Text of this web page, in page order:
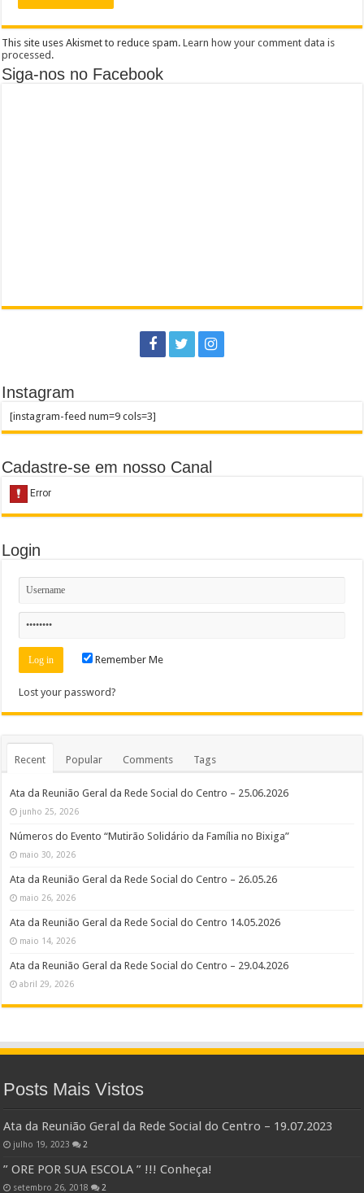
This site uses Akismet to reduce spam.Learn how your comment data is
processed.
Siga-nos no Facebook
Instagram
[instagram-feed num=9 cols=3]
Cadastre-se em nosso Canal
Login
Remember Me
Lost your password?
Recent Popular Comments Tags
Ata da Reunião Geral da Rede Social do Centro – 25.06.2026
junho 25, 2026
Números do Evento “Mutirão Solidário da Família no Bixiga”
maio 30, 2026
Ata da Reunião Geral da Rede Social do Centro – 26.05.26
maio 26, 2026
Ata da Reunião Geral da Rede Social do Centro 14.05.2026
maio 14, 2026
Ata da Reunião Geral da Rede Social do Centro – 29.04.2026
abril 29, 2026
Posts Mais Vistos
Ata da Reunião Geral da Rede Social do Centro – 19.07.2023
julho 19, 2023 2
” ORE POR SUA ESCOLA ” !!! Conheça!
setembro 26, 2018 2